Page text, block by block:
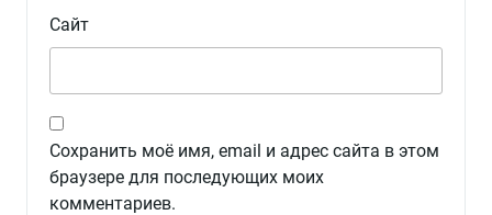
Сайт
Сохранить моё имя, email и адрес сайта в этом
браузере для последующих моих
комментариев.